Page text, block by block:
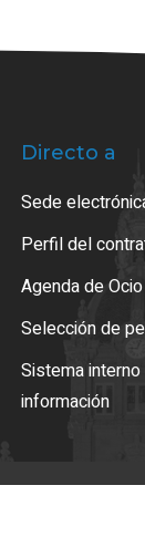
Directo a
Sede
Perfil del
Agenda de Ocio
Selección de
Sistema
información